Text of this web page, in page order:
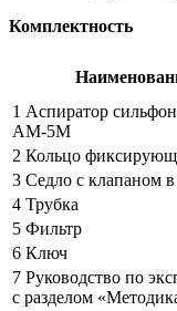
Комплектность
1 Аспиратор
АМ-5М
2 Кольцо
3 Седло с клапаном в
4 Трубка
5 Фильтр
6 Ключ
7 Руководство по
с разделом